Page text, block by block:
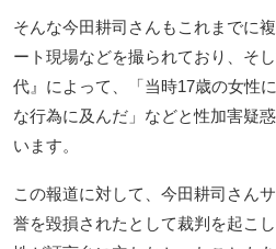
そんな今田耕司さんもこれまでに
ート現場などを撮られており、そ
代』によって、「当時17歳の女性
な行為に及んだ」などと性加害疑
います。
この報道に対して、今田耕司さん
誉を毀損されたとして裁判を起こ